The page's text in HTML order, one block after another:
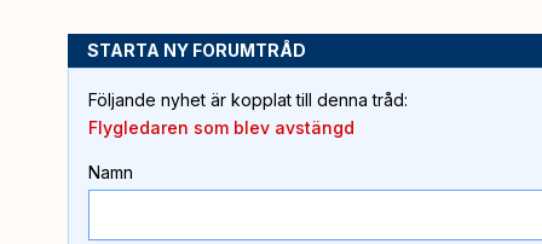
STARTA NY FORUMTRÅD
Följande nyhet är kopplat till denna tråd:
Flygledaren som blev avstängd
Namn